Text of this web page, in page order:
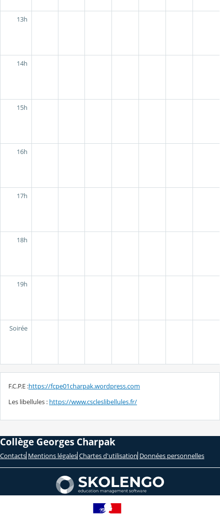
13h
14h
15h
16h
17h
18h
19h
Soirée
F.C.P.E :https://fcpe01charpak.wordpress.com
Les libellules : https://www.cscleslibellules.fr/
Collège Georges Charpak
Contacts Mentions légales Chartes d'utilisation Données personnelles